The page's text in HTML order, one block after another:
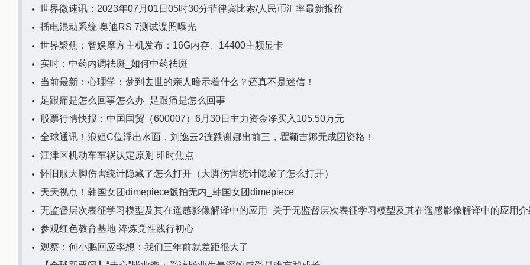
世界微速讯：2023年07月01日05时30分菲律宾比索/人民币汇率最新报价
插电混动系统 奥迪RS 7测试谍照曝光
世界聚焦：智娱摩方主机发布：16G内存、14400主频显卡
实时：中药内调祛斑_如何中药祛斑
当前最新：心理学：梦到去世的亲人暗示着什么？还真不是迷信！
足跟痛是怎么回事怎么办_足跟痛是怎么回事
股票行情快报：中国国贸（600007）6月30日主力资金净买入105.50万元
全球通讯！浪姐C位浮出水面，刘逸云2连跌谢娜出前三，瞿颖吉娜无成团资格！
江津区机动车车祸认定原则 即时焦点
怀旧服大脚伤害统计隐藏了怎么打开（大脚伤害统计隐藏了怎么打开）
天天视点！韩国女团dimepiece饭拍无内_韩国女团dimepiece
无监督层次表征学习模型及其在遥感影像解译中的应用_关于无监督层次表征学习模型及其在遥感影像解译中的应用介
参观红色教育基地 淬炼党性践行初心
观察：何小鹏回应李想：我们三年前就差距很大了